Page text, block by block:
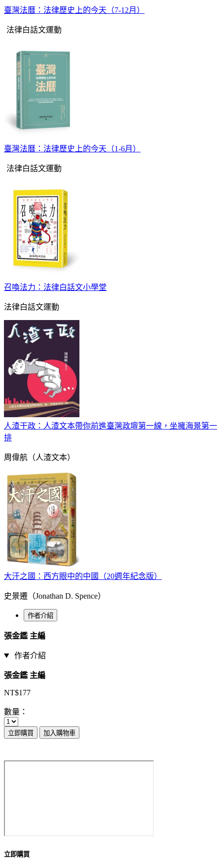
臺灣法曆：法律歷史上的今天（7-12月）
法律白話文運動
臺灣法曆：法律歷史上的今天（1-6月）
法律白話文運動
召喚法力：法律白話文小學堂
法律白話文運動
人渣干政：人渣文本帶你前進臺灣政壇第一線，坐擁海景第一
排
周偉航（人渣文本）
大汗之國：西方眼中的中國（20週年紀念版）
史景遷（Jonathan D. Spence）
作者介紹
張金鑑 主編
作者介紹
張金鑑 主編
NT$177
數量：
立即購買 加入購物車
立即購買